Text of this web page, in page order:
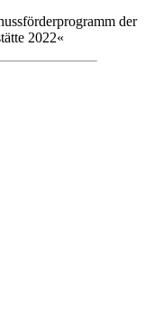
der
2022«